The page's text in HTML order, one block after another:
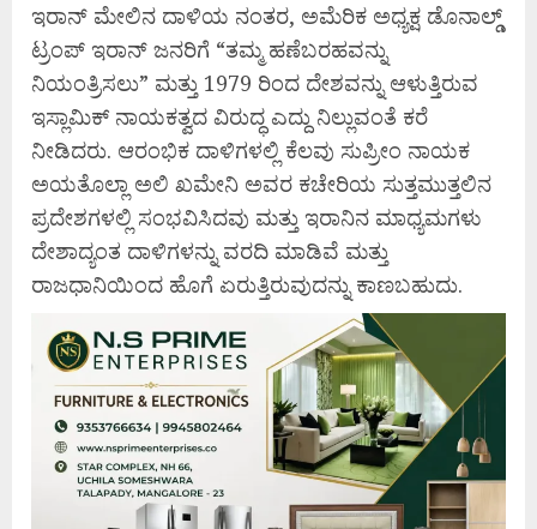
ಇರಾನ್ ಮೇಲಿನ ದಾಳಿಯ ನಂತರ, ಅಮೆರಿಕ ಅಧ್ಯಕ್ಷ ಡೊನಾಲ್ಡ್
ಟ್ರಂಪ್ ಇರಾನ್ ಜನರಿಗೆ “ತಮ್ಮ ಹಣೆಬರಹವನ್ನು
ನಿಯಂತ್ರಿಸಲು” ಮತ್ತು 1979 ರಿಂದ ದೇಶವನ್ನು ಆಳುತ್ತಿರುವ
ಇಸ್ಲಾಮಿಕ್ ನಾಯಕತ್ವದ ವಿರುದ್ಧ ಎದ್ದು ನಿಲ್ಲುವಂತೆ ಕರೆ
ನೀಡಿದರು. ಆರಂಭಿಕ ದಾಳಿಗಳಲ್ಲಿ ಕೆಲವು ಸುಪ್ರೀಂ ನಾಯಕ
ಅಯತೊಲ್ಲಾ ಅಲಿ ಖಮೇನಿ ಅವರ ಕಚೇರಿಯ ಸುತ್ತಮುತ್ತಲಿನ
ಪ್ರದೇಶಗಳಲ್ಲಿ ಸಂಭವಿಸಿದವು ಮತ್ತು ಇರಾನಿನ ಮಾಧ್ಯಮಗಳು
ದೇಶಾದ್ಯಂತ ದಾಳಿಗಳನ್ನು ವರದಿ ಮಾಡಿವೆ ಮತ್ತು
ರಾಜಧಾನಿಯಿಂದ ಹೊಗೆ ಏರುತ್ತಿರುವುದನ್ನು ಕಾಣಬಹುದು.